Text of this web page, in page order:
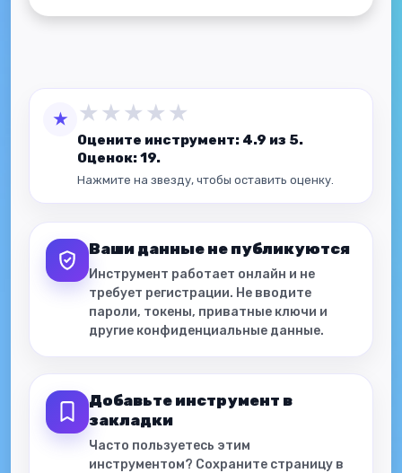
★ ★ ★ ★ ★ ★
Оцените инструмент: 4.9 из 5.
Оценок: 19.
Нажмите на звезду, чтобы оставить оценку.
Ваши данные не публикуются
Инструмент работает онлайн и не
требует регистрации. Не вводите
пароли, токены, приватные ключи и
другие конфиденциальные данные.
Добавьте инструмент в
закладки
Часто пользуетесь этим
инструментом? Сохраните страницу в